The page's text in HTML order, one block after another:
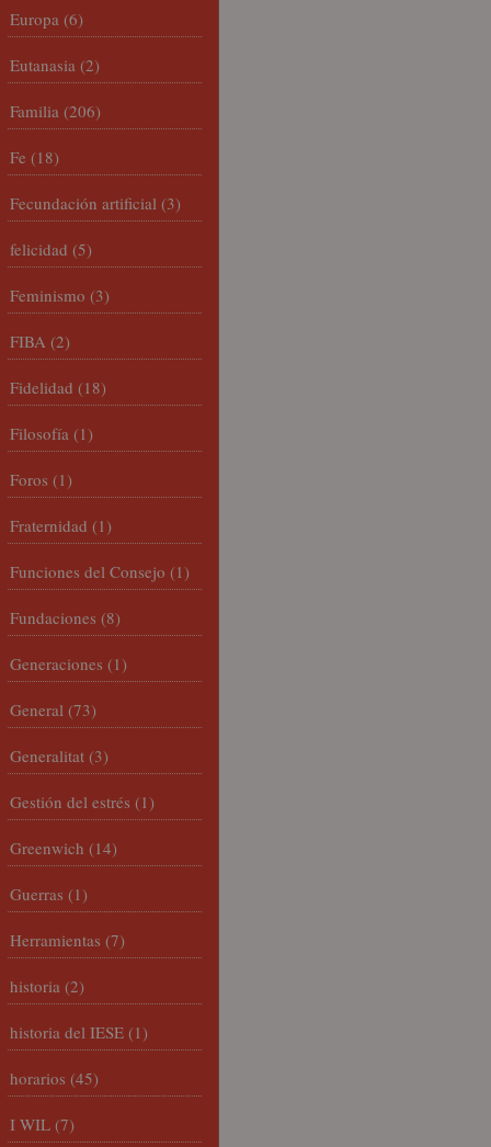
Europa (6)
Eutanasia (2)
Familia (206)
Fe (18)
Fecundación artificial (3)
felicidad (5)
Feminismo (3)
FIBA (2)
Fidelidad (18)
Filosofía (1)
Foros (1)
Fraternidad (1)
Funciones del Consejo (1)
Fundaciones (8)
Generaciones (1)
General (73)
Generalitat (3)
Gestión del estrés (1)
Greenwich (14)
Guerras (1)
Herramientas (7)
historia (2)
historia del IESE (1)
horarios (45)
I WIL (7)